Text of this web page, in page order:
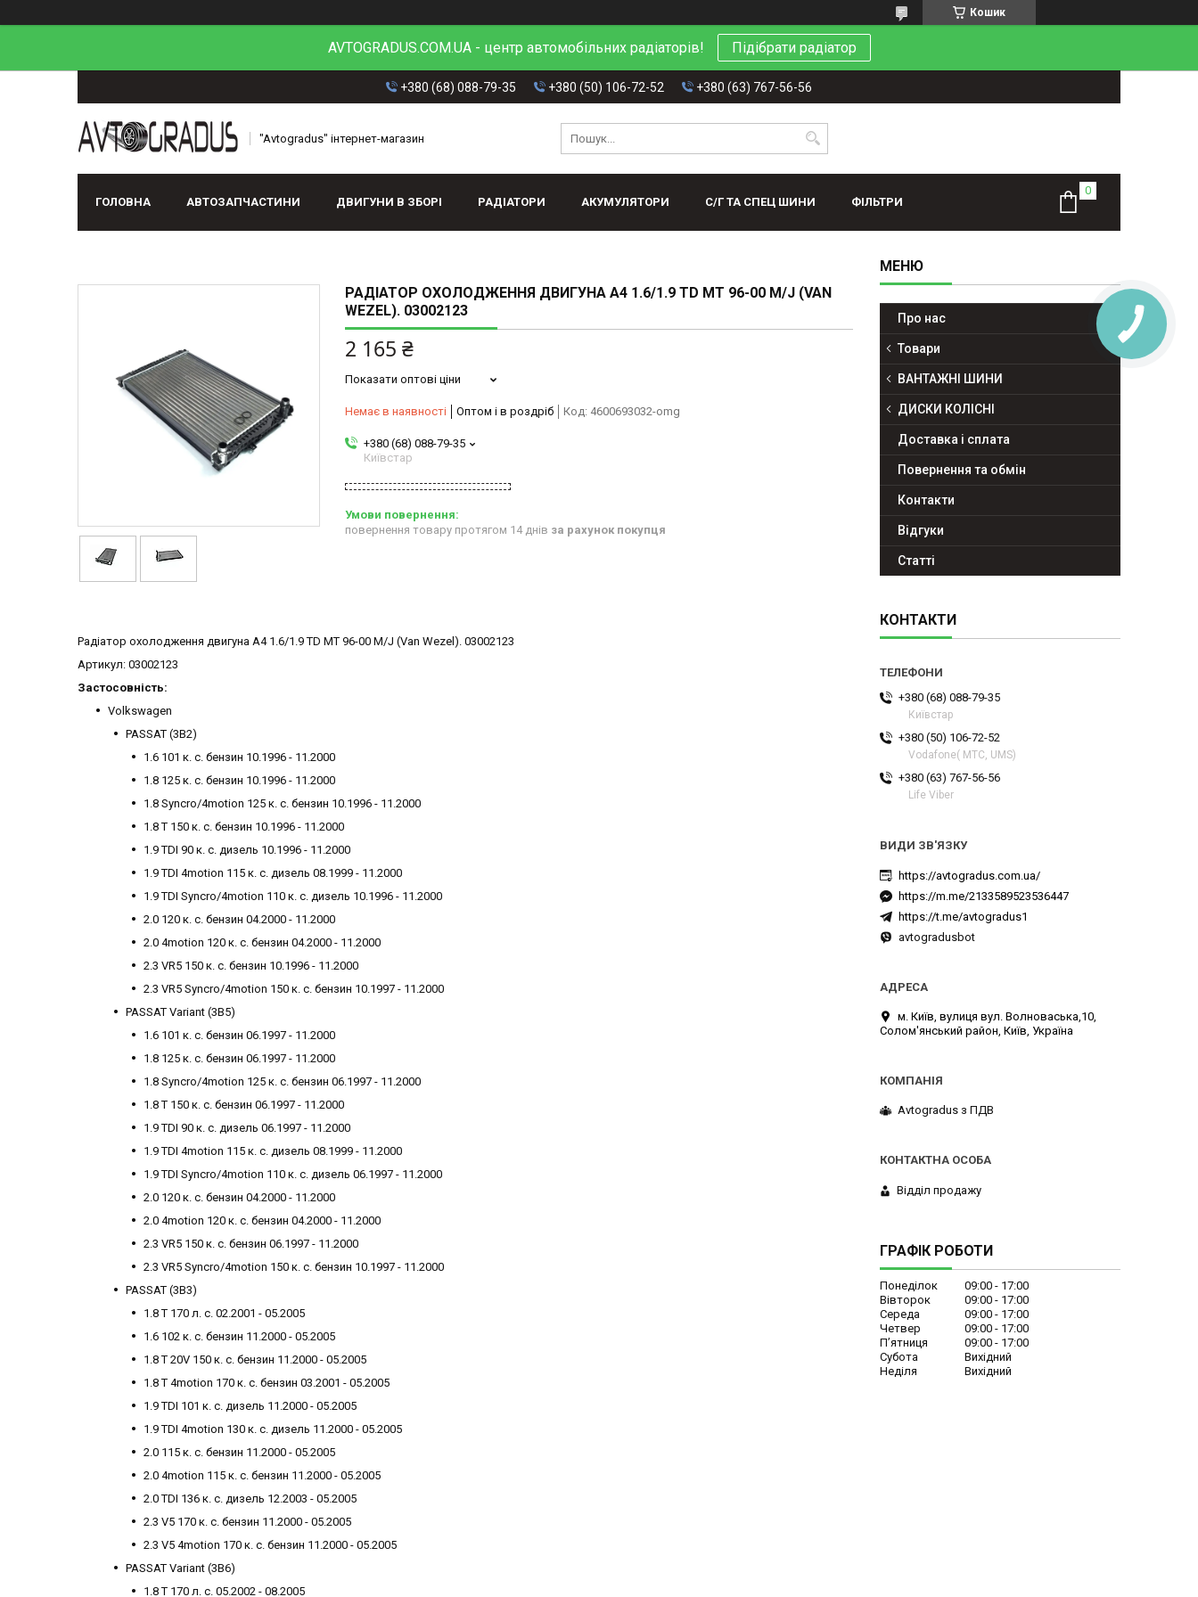
Кошик
AVTOGRADUS.COM.UA - центр автомобільних радіаторів! Підібрати радіатор
+380 (68) 088-79-35 +380 (50) 106-72-52 +380 (63) 767-56-56
"Avtogradus" інтернет-магазин
ГОЛОВНА АВТОЗАПЧАСТИНИ ДВИГУНИ В ЗБОРІ РАДІАТОРИ АКУМУЛЯТОРИ С/Г ТА СПЕЦ ШИНИ ФІЛЬТРИ
РАДІАТОР ОХОЛОДЖЕННЯ ДВИГУНА A4 1.6/1.9 TD MT 96-00 M/J (VAN
WEZEL). 03002123
2 165 ₴
Показати оптові ціни
Немає в наявності Оптом і в роздріб Код: 4600693032-omg
+380 (68) 088-79-35
Київстар
повернення товару протягом 14 днів за рахунок покупця
Радіатор охолодження двигуна A4 1.6/1.9 TD MT 96-00 M/J (Van Wezel). 03002123
Артикул: 03002123
Застосовність:
Volkswagen
PASSAT (3B2)
1.6 101 к. с. бензин 10.1996 - 11.2000
1.8 125 к. с. бензин 10.1996 - 11.2000
1.8 Syncro/4motion 125 к. с. бензин 10.1996 - 11.2000
1.8 T 150 к. с. бензин 10.1996 - 11.2000
1.9 TDI 90 к. с. дизель 10.1996 - 11.2000
1.9 TDI 4motion 115 к. с. дизель 08.1999 - 11.2000
1.9 TDI Syncro/4motion 110 к. с. дизель 10.1996 - 11.2000
2.0 120 к. с. бензин 04.2000 - 11.2000
2.0 4motion 120 к. с. бензин 04.2000 - 11.2000
2.3 VR5 150 к. с. бензин 10.1996 - 11.2000
2.3 VR5 Syncro/4motion 150 к. с. бензин 10.1997 - 11.2000
PASSAT Variant (3B5)
1.6 101 к. с. бензин 06.1997 - 11.2000
1.8 125 к. с. бензин 06.1997 - 11.2000
1.8 Syncro/4motion 125 к. с. бензин 06.1997 - 11.2000
1.8 T 150 к. с. бензин 06.1997 - 11.2000
1.9 TDI 90 к. с. дизель 06.1997 - 11.2000
1.9 TDI 4motion 115 к. с. дизель 08.1999 - 11.2000
1.9 TDI Syncro/4motion 110 к. с. дизель 06.1997 - 11.2000
2.0 120 к. с. бензин 04.2000 - 11.2000
2.0 4motion 120 к. с. бензин 04.2000 - 11.2000
2.3 VR5 150 к. с. бензин 06.1997 - 11.2000
2.3 VR5 Syncro/4motion 150 к. с. бензин 10.1997 - 11.2000
PASSAT (3B3)
1.8 T 170 л. с. 02.2001 - 05.2005
1.6 102 к. с. бензин 11.2000 - 05.2005
1.8 T 20V 150 к. с. бензин 11.2000 - 05.2005
1.8 T 4motion 170 к. с. бензин 03.2001 - 05.2005
1.9 TDI 101 к. с. дизель 11.2000 - 05.2005
1.9 TDI 4motion 130 к. с. дизель 11.2000 - 05.2005
2.0 115 к. с. бензин 11.2000 - 05.2005
2.0 4motion 115 к. с. бензин 11.2000 - 05.2005
2.0 TDI 136 к. с. дизель 12.2003 - 05.2005
2.3 V5 170 к. с. бензин 11.2000 - 05.2005
2.3 V5 4motion 170 к. с. бензин 11.2000 - 05.2005
PASSAT Variant (3B6)
1.8 T 170 л. с. 05.2002 - 08.2005
Про нас
Товари
ВАНТАЖНІ ШИНИ
ДИСКИ КОЛІСНІ
Доставка і сплата
Повернення та обмін
Контакти
Відгуки
Статті
КОНТАКТИ
+380 (68) 088-79-35
Київстар
+380 (50) 106-72-52
Vodafone( МТС, UMS)
+380 (63) 767-56-56
Life Viber
https://avtogradus.com.ua/
https://m.me/2133589523536447
https://t.me/avtogradus1
avtogradusbot
м. Київ, вулиця вул. Волноваська,10,
Солом'янський район, Київ, Україна
Avtogradus з ПДВ
Відділ продажу
ГРАФІК РОБОТИ
Понеділок 09:00
17:00
Вівторок
09:00
17:00
Середа
09:00
17:00
Четвер
09:00
17:00
Пʼятниця
09:00
17:00
Субота
Вихідний
Неділя
Вихідний